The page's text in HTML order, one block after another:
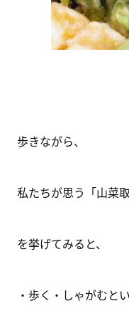
歩きながら、
私たちが思う「山菜
を挙げてみると、
・歩く・しゃがむと